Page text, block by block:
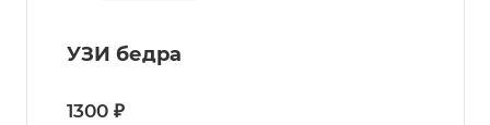
УЗИ бедра
1300 ₽